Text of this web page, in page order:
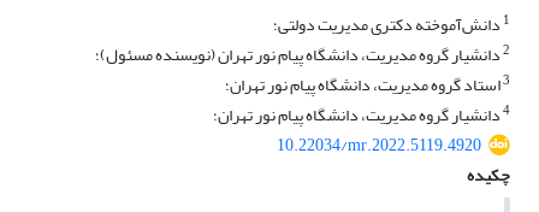
1 دانش‌آموخته دکتری مدیریت دولتی؛
2دانشیار گروه مدیریت، دانشگاه پیام نور تهران (نویسنده مسئول)؛
3استاد گروه مدیریت، دانشگاه پیام نور تهران؛
4دانشیار گروه مدیریت، دانشگاه پیام نور تهران؛
10.22034/mr.2022.5119.4920
چکیده